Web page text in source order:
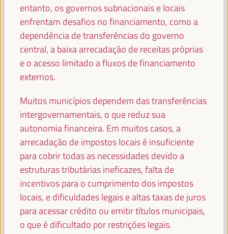
Solidariedade Internacional (FAMSI)
España
FRANCISCO JAVIER FERNÁNDEZ DE LOS
RÍOS TORRES
Presidente - Conselho Provincial de Sevilha
JOSÉ LUIS SANZ
Alcalde - Cidade de SevilhaEspaña
EVA GRANADOS
Secretário de Estado da Cooperação Internacional do
Ministério dos Negócios Estrangeiros de Espanha -
Governo espanholEspaña
entanto, os governos subnacionais e locais
enfrentam desafios no financiamento, como a
dependência de transferências do governo
central, a baixa arrecadação de receitas próprias
e o acesso limitado a fluxos de financiamento
externos.
Muitos municípios dependem das transferências
intergovernamentais, o que reduz sua
autonomia financeira. Em muitos casos, a
arrecadação de impostos locais é insuficiente
para cobrir todas as necessidades devido a
estruturas tributárias ineficazes, falta de
incentivos para o cumprimento dos impostos
locais, e dificuldades legais e altas taxas de juros
para acessar crédito ou emitir títulos municipais,
o que é dificultado por restrições legais.